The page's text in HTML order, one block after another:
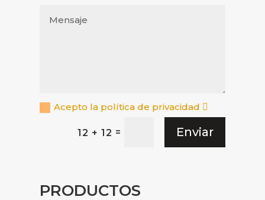
Acepto la política de privacidad
12 + 12 = Enviar
PRODUCTOS